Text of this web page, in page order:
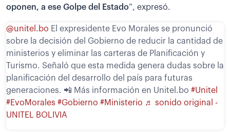
oponen, a ese Golpe del Estado”, expresó.
@unitel.bo El expresidente Evo Morales se pronunció
sobre la decisión del Gobierno de reducir la cantidad de
ministerios y eliminar las carteras de Planificación y
Turismo. Señaló que esta medida genera dudas sobre la
planificación del desarrollo del país para futuras
generaciones. 📲 Más información en Unitel.bo #Unitel
#EvoMorales #Gobierno #Ministerio ♬ sonido original -
UNITEL BOLIVIA